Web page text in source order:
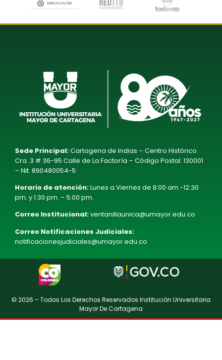
Sede Principal:Cartagena de Indias – Centro Histórico.
Cra. 3 # 36-95 Calle de La Factoría – Código Postal: 130001
– Nit. 890480054-5
Horario de atención:Lunes a Viernes de 8:00 am.-12:30
pm. y 1:30 pm. – 5:00 pm.
Correo Institucional:ventanillaunica@umayor.edu.co
Correo Notificaciones Judiciales:
notificacionesjudiciales@umayor.edu.co
© 2026 – Todos Los Derechos Reservados Institución Universitaria
Mayor De Cartagena